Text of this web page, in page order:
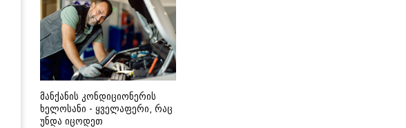
მანქანის კონდიციონერის
ხელოსანი - ყველაფერი, რაც
უნდა იცოდეთ